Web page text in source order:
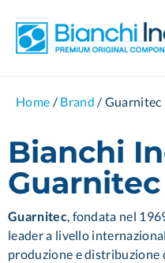
Home / Brand / Guarnitec
Bianchi
Guarnitec
Guarnitec, fondata nel
leader a livello
produzione e distribuzione